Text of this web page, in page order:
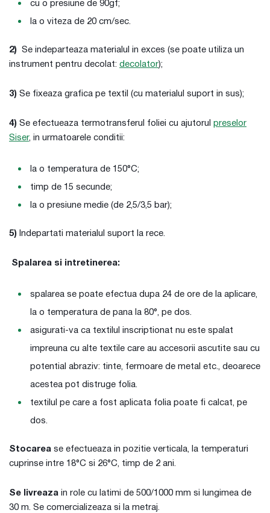
cu o presiune de 90gf;
la o viteza de 20 cm/sec.
2) Se indeparteaza materialul in exces (se poate utiliza un
instrument pentru decolat: decolator);
3) Se fixeaza grafica pe textil (cu materialul suport in sus);
4) Se efectueaza termotransferul foliei cu ajutorul preselor
Siser, in urmatoarele conditii:
la o temperatura de 150°C;
timp de 15 secunde;
la o presiune medie (de 2,5/3,5 bar);
5) Indepartati materialul suport la rece.
Spalarea si intretinerea:
spalarea se poate efectua dupa 24 de ore de la aplicare,
la o temperatura de pana la 80°, pe dos.
asigurati-va ca textilul inscriptionat nu este spalat
impreuna cu alte textile care au accesorii ascutite sau cu
potential abraziv: tinte, fermoare de metal etc., deoarece
acestea pot distruge folia.
textilul pe care a fost aplicata folia poate fi calcat, pe
dos.
Stocarea se efectueaza in pozitie verticala, la temperaturi
cuprinse intre 18°C si 26°C, timp de 2 ani.
Se livreaza in role cu latimi de 500/1000 mm si lungimea de
30 m. Se comercializeaza si la metraj.